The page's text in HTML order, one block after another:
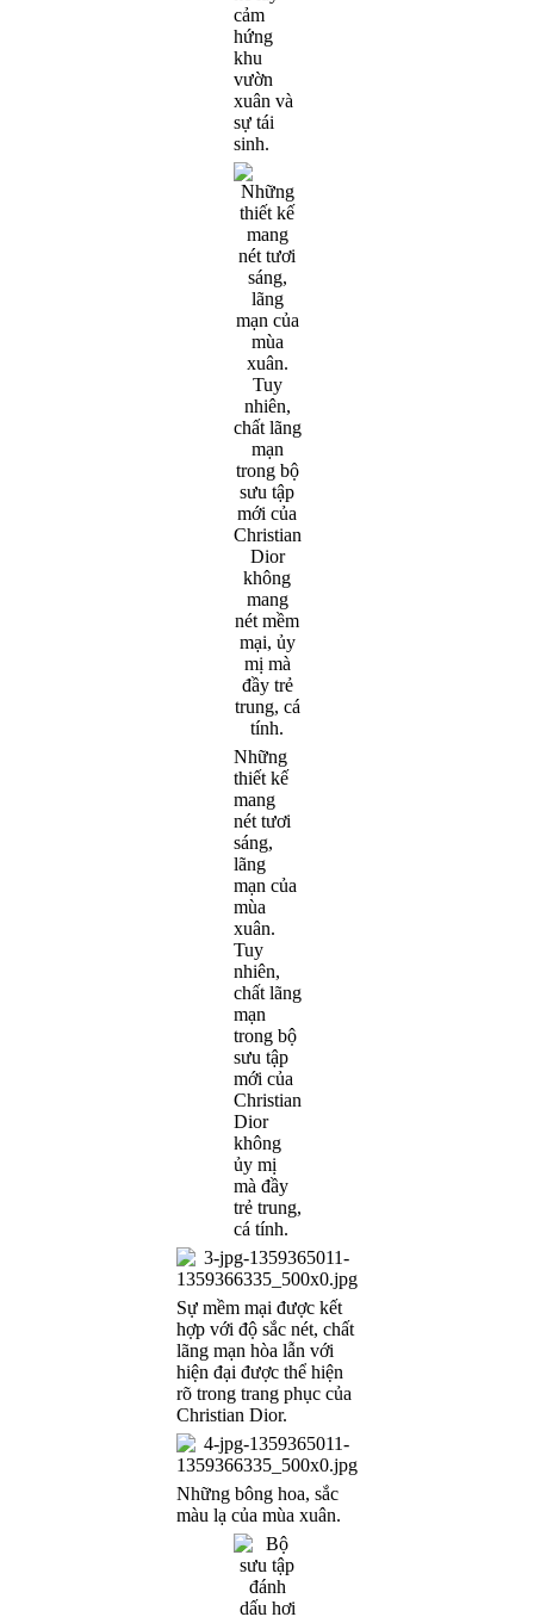
cảm
hứng
khu
vườn
xuân và
sự tái
sinh.
Những
thiết kế
mang
nét tươi
sáng,
lãng
mạn của
mùa
xuân.
Tuy
nhiên,
chất lãng
mạn
trong bộ
sưu tập
mới của
Christian
Dior
không
ủy mị
mà đầy
trẻ trung,
cá tính.
Sự mềm mại được kết
hợp với độ sắc nét, chất
lãng mạn hòa lẫn với
hiện đại được thể hiện
rõ trong trang phục của
Christian Dior.
Những bông hoa, sắc
màu lạ của mùa xuân.